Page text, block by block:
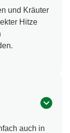
und Kräuter
Hitze
auch in